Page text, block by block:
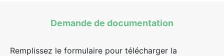
Demande de documentation
Remplissez le formulaire pour télécharger la